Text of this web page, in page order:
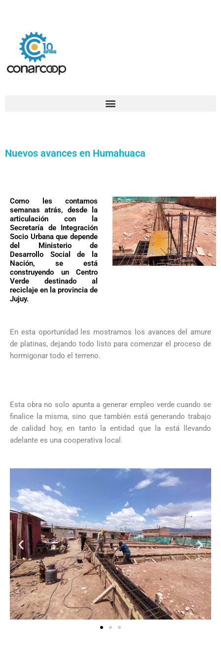
Nuevos avances en Humahuaca
Como les contamos
semanas atrás, desde la
articulación con la
Secretaría de Integración
Socio Urbana que depende
del Ministerio de
Desarrollo Social de la
Nación, se está
construyendo un Centro
Verde destinado al
reciclaje en la provincia de
Jujuy.
En esta oportunidad les mostramos los avances del amure
de platinas, dejando todo listo para comenzar el proceso de
hormigonar todo el terreno.
Esta obra no solo apunta a generar empleo verde cuando se
finalice la misma, sino que también está generando trabajo
de calidad hoy, en tanto la entidad que la está llevando
adelante es una cooperativa local.